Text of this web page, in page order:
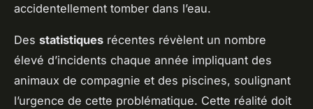
accidentellement tomber dans l’eau.
Des statistiques récentes révèlent un nombre
élevé d’incidents chaque année impliquant des
animaux de compagnie et des piscines, soulignant
l’urgence de cette problématique. Cette réalité doit